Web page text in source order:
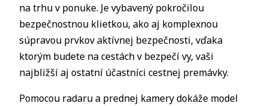
na trhu v ponuke. Je vybavený pokročilou
bezpečnostnou klietkou, ako aj komplexnou
súpravou prvkov aktívnej bezpečnosti, vďaka
ktorým budete na cestách v bezpečí vy, vaši
najbližší aj ostatní účastníci cestnej premávky.
Pomocou radaru a prednej kamery dokáže model